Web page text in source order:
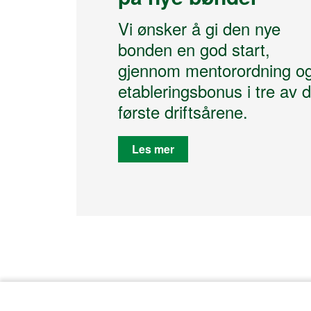
Vi ønsker å gi den nye
bonden en god start,
gjennom mentorordning
etableringsbonus i tre av
første driftsårene.
Les mer